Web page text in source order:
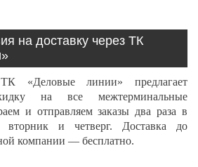
на доставку через ТК
линии» предлагает
на все межтерминальные
и отправляем заказы два раза в
и четверг. Доставка до
компании — бесплатно.